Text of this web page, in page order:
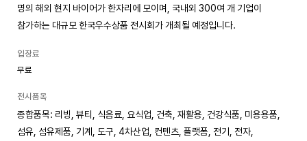
명의 해외 현지 바이어가 한자리에 모이며, 국내외 300여 개 기업이
참가하는 대규모 한국우수상품 전시회가 개최될 예정입니다.
입장료
무료
전시품목
종합품목: 리빙, 뷰티, 식음료, 요식업, 건축, 재활용, 건강식품, 미용용품,
섬유, 섬유제품, 기계, 도구, 4차산업, 컨텐츠, 플랫폼, 전기, 전자,